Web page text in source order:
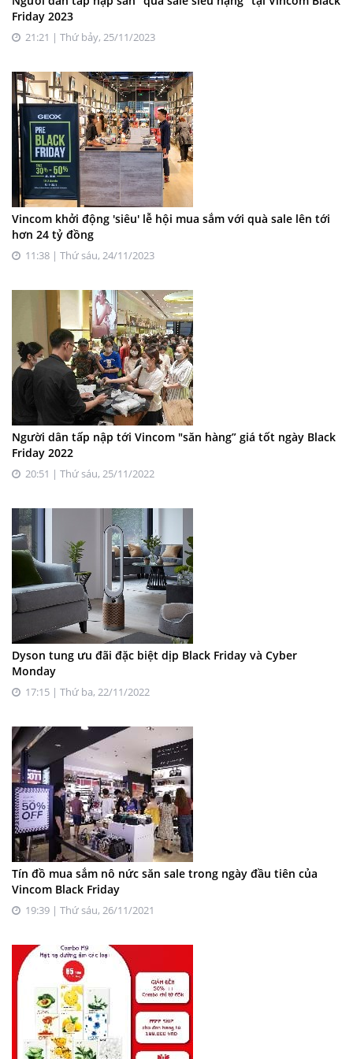
Friday 2023
21:21 | Thứ bảy, 25/11/2023
Vincom khởi động 'siêu' lễ hội mua sắm với quà sale lên tới
hơn 24 tỷ đồng
11:38 | Thứ sáu, 24/11/2023
Người dân tấp nập tới Vincom "săn hàng” giá tốt ngày Black
Friday 2022
20:51 | Thứ sáu, 25/11/2022
Dyson tung ưu đãi đặc biệt dịp Black Friday và Cyber
Monday
17:15 | Thứ ba, 22/11/2022
Tín đồ mua sắm nô nức săn sale trong ngày đầu tiên của
Vincom Black Friday
19:39 | Thứ sáu, 26/11/2021